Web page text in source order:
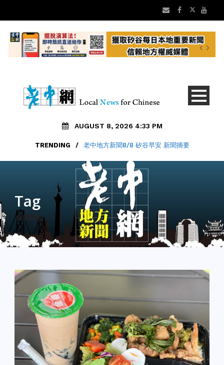
AUGUST 8, 2026 4:33 PM
TRENDING / 老中地方新聞8/8 矽谷早安 新聞摘要
Tag
金麥麵包